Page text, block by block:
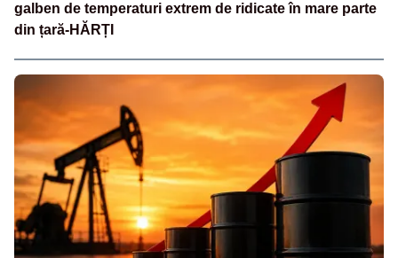
galben de temperaturi extrem de ridicate în mare parte
din țară-HĂRȚI